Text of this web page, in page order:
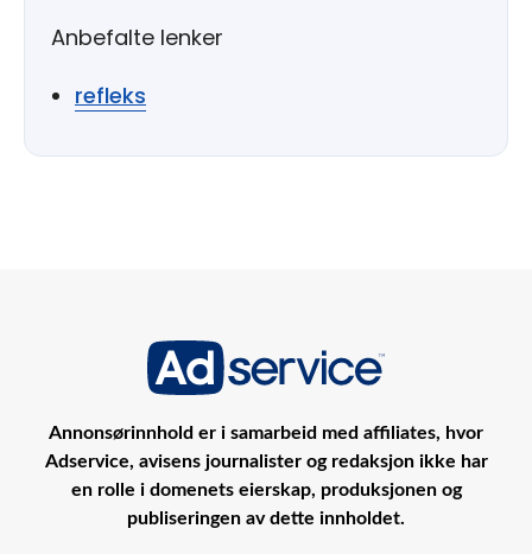
Anbefalte lenker
refleks
Annonsørinnhold er i samarbeid med affiliates, hvor
Adservice, avisens journalister og redaksjon ikke har
en rolle i domenets eierskap, produksjonen og
publiseringen av dette innholdet.